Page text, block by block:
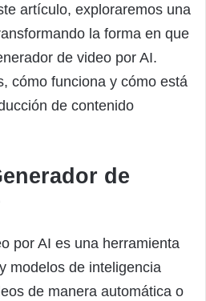
artículo, exploraremos una
la forma en que
de video por AI.
cómo funciona y cómo está
de contenido
de
por AI es una herramienta
modelos de inteligencia
de manera automática o